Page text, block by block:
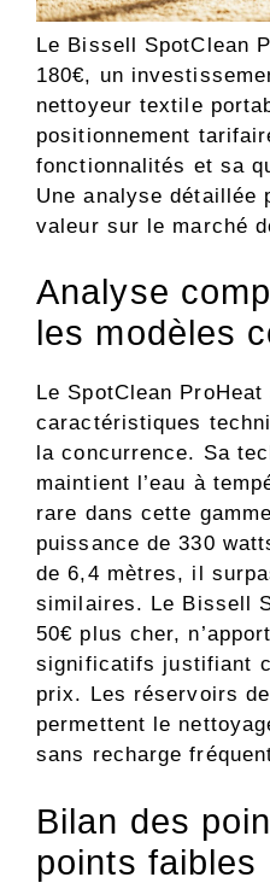
Le Bissell SpotClean
180€, un
nettoyeur textile
positionnement
fonctionnalités et sa
Une analyse détaillée
valeur sur le marché
Analyse
les modèles
Le SpotClean
caractéristiques
la concurrence. Sa
maintient l’eau à
rare dans cette
puissance de 330
de 6,4 mètres, il
similaires. Le Bissell
50€ plus cher,
significatifs justifiant
prix. Les réservoirs
permettent le
sans recharge
Bilan des
points faibles